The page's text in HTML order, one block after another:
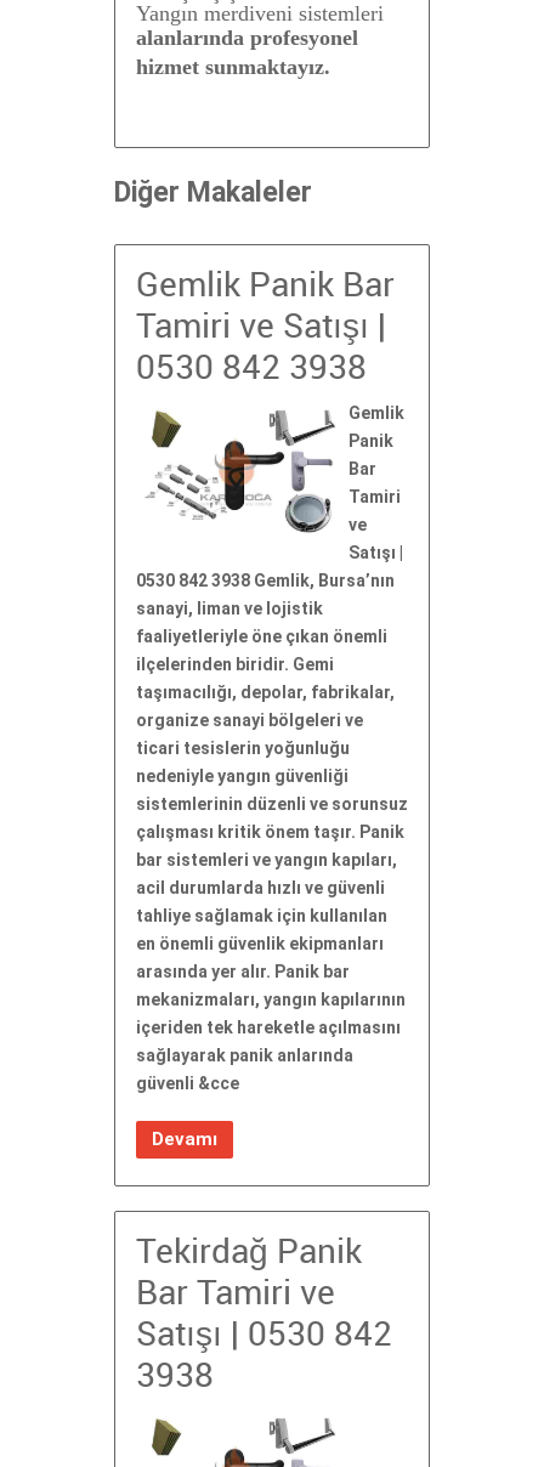
Yangın merdiveni sistemleri
alanlarında profesyonel
hizmet sunmaktayız.
Diğer Makaleler
Gemlik Panik Bar
Tamiri ve Satışı |
0530 842 3938
Gemlik
Panik
Bar
Tamiri
ve
Satışı |
0530 842 3938 Gemlik, Bursa’nın
sanayi, liman ve lojistik
faaliyetleriyle öne çıkan önemli
ilçelerinden biridir. Gemi
taşımacılığı, depolar, fabrikalar,
organize sanayi bölgeleri ve
ticari tesislerin yoğunluğu
nedeniyle yangın güvenliği
sistemlerinin düzenli ve sorunsuz
çalışması kritik önem taşır. Panik
bar sistemleri ve yangın kapıları,
acil durumlarda hızlı ve güvenli
tahliye sağlamak için kullanılan
en önemli güvenlik ekipmanları
arasında yer alır. Panik bar
mekanizmaları, yangın kapılarının
içeriden tek hareketle açılmasını
sağlayarak panik anlarında
güvenli &cce
Devamı
Tekirdağ Panik
Bar Tamiri ve
Satışı | 0530 842
3938